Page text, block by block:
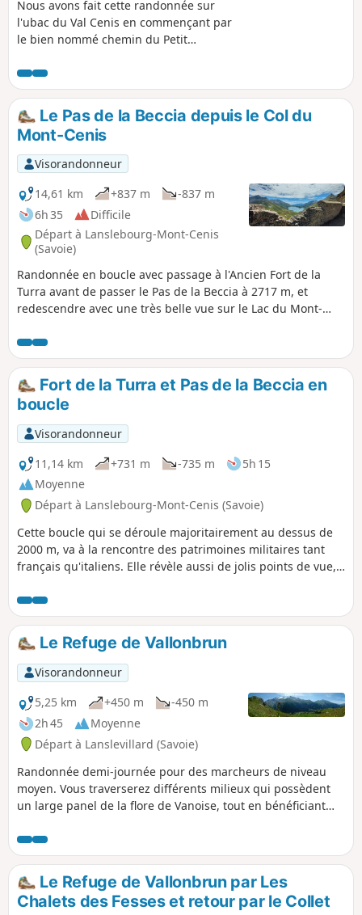
Nous avons fait cette randonnée sur
l'ubac du Val Cenis en commençant par
le bien nommé chemin du Petit
à la Pierre des Saints et avons rejoint le
petit Lac de l'Arcelle par un véritable
balcon sur la Haute Maurienne et la
Vanoise pour redescendre enfin sur les
traces des skieurs. Un grand bol
d'oxygène, une journée de bonheur
absolu.
Le Pas de la Beccia depuis le Col du
Mont-Cenis
Visorandonneur
14,61 km
+837 m
-837 m
6h 35
Difficile
Départ à Lanslebourg-Mont-Cenis
(Savoie)
Randonnée en boucle avec passage à l'Ancien Fort de la
Turra avant de passer le Pas de la Beccia à 2717 m, et
redescendre avec une très belle vue sur le Lac du Mont-
Fort de la Turra et Pas de la Beccia en
boucle
Visorandonneur
11,14 km
+731 m -735 m
5h 15
Moyenne
Départ à Lanslebourg-Mont-Cenis (Savoie)
Cette boucle qui se déroule majoritairement au dessus de
2000 m, va à la rencontre des patrimoines militaires tant
français qu'italiens. Elle révèle aussi de jolis points de vue,
Balisage par panneaux directionnels mais aussi de
nombreuses marques de peinture de toutes les formes et
de toutes les couleurs. Néanmoins, remarquer les étoiles
Bleues sur un fond Blanc. De (3) à (6), l'itinéraire est peu
fréquenté.
Le Refuge de Vallonbrun
Visorandonneur
5,25 km
+450 m
-450 m
2h 45
Moyenne
Départ à Lanslevillard (Savoie)
Randonnée demi-journée pour des marcheurs de niveau
moyen. Vous traverserez différents milieux qui possèdent
un large panel de la flore de Vanoise, tout en bénéficiant
Maurienne, et des Ecrins.
Le Refuge de Vallonbrun par Les
Chalets des Fesses et retour par le Collet